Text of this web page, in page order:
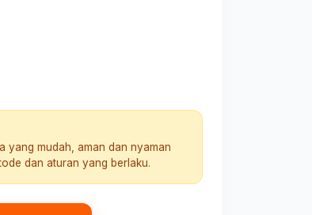
yang mudah, aman dan nyaman
dan aturan yang berlaku.